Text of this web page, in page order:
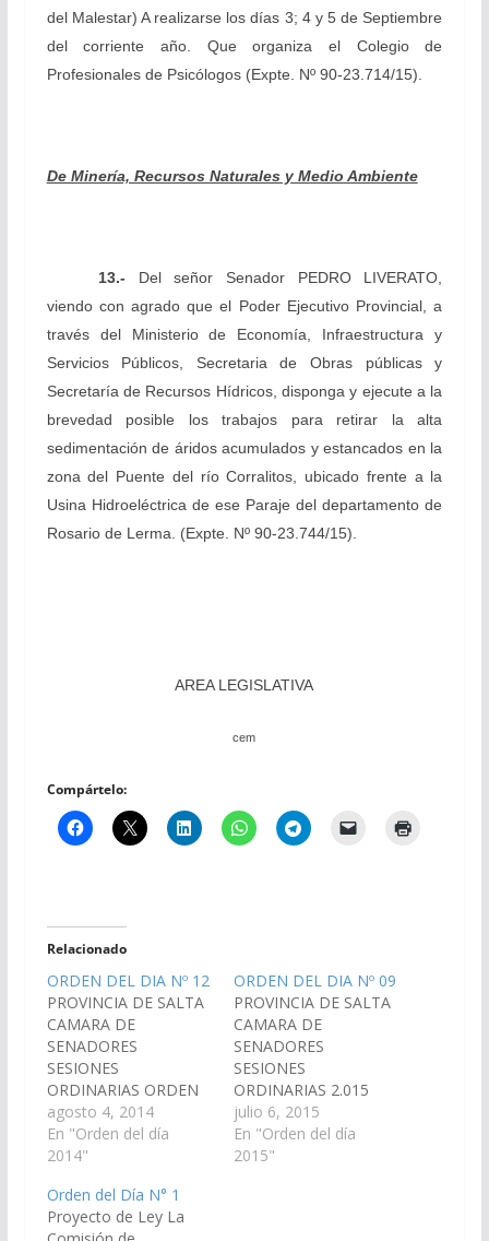
del Malestar) A realizarse los días 3; 4 y 5 de Septiembre
del corriente año. Que organiza el Colegio de
Profesionales de Psicólogos(Expte. Nº 90-23.714/15).
De Minería, Recursos Naturales y Medio Ambiente
13.- Del señor Senador PEDRO LIVERATO,
viendo conagrado que el Poder Ejecutivo Provincial, a
través del Ministerio de Economía, Infraestructura y
Servicios Públicos, Secretaria de Obras públicas y
Secretaría de Recursos Hídricos, disponga y ejecute a la
brevedad posible los trabajos para retirar la alta
sedimentación de áridos acumulados y estancados en la
zona del Puente del río Corralitos, ubicado frente a la
Usina Hidroeléctrica de ese Paraje del departamento de
Rosario de Lerma.
(Expte. Nº 90-23.744/15).
AREA LEGISLATIVA
cem
Compártelo:
Relacionado
ORDEN DEL DIA Nº 12
PROVINCIA DE SALTA
CAMARA DE
SENADORES
SESIONES
ORDINARIAS ORDEN
DEL DIA Nº 12
(Dictámenes de
Comisiones entrados
07-14) S U M A R I O P
R O Y E C T O S DE
agosto 4, 2014
En "Orden del día
2014"
ORDEN DEL DIA Nº 09
PROVINCIA DE SALTA
CAMARA DE
SENADORES
SESIONES
ORDINARIAS 2.015
ORDEN DEL DIA Nº 09
(Dictámenes de
Comisiones entrados
julio 6, 2015
En "Orden del día
2015"
Orden del Día N° 1
Proyecto de Ley La